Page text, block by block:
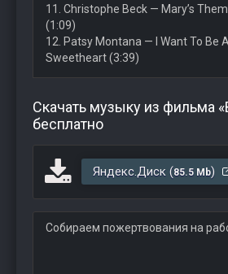
11. Christophe Beck — Mary’s
(1:09)
12. Patsy Montana — I Want To Be
Sweetheart (3:39)
Скачать музыку из фильма
бесплатно
Яндекс.Диск (85.5 Mb)
Собираем пожертвования на